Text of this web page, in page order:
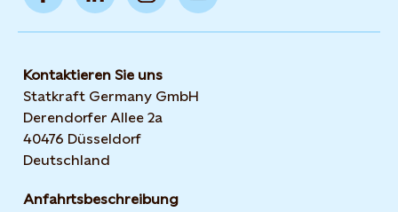
Kontaktieren Sie uns
Statkraft Germany GmbH
Derendorfer Allee 2a
40476 Düsseldorf
Deutschland
Anfahrtsbeschreibung